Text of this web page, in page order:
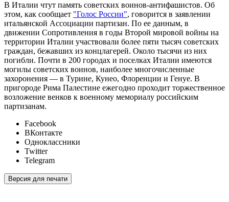
В Италии чтут память советских воинов-антифашистов. Об
этом, как сообщает "Голос России", говорится в заявлении
итальянской Ассоциации партизан. По ее данным, в
движении Сопротивления в годы Второй мировой войны на
территории Италии участвовали более пяти тысяч советских
граждан, бежавших из концлагерей. Около тысячи из них
погибли. Почти в 200 городах и поселках Италии имеются
могилы советских воинов, наиболее многочисленные
захоронения — в Турине, Кунео, Флоренции и Генуе. В
пригороде Рима Палестине ежегодно проходит торжественное
возложение венков к военному мемориалу российским
партизанам.
Facebook
ВКонтакте
Одноклассники
Twitter
Telegram
Версия для печати